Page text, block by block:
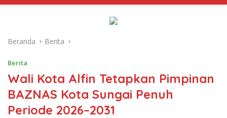
Beranda Berita
Berita
Wali Kota Alfin Tetapkan Pimpinan
BAZNAS Kota Sungai Penuh
Periode 2026–2031